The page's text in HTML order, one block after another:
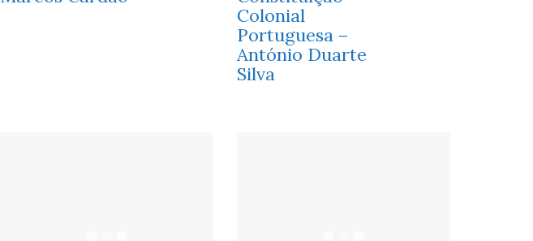
Colonial
Portuguesa –
António Duarte
Silva